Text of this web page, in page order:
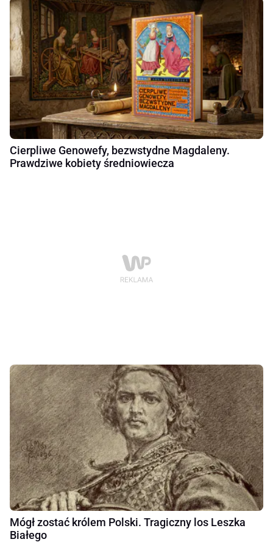
Cierpliwe Genowefy, bezwstydne Magdaleny.
Prawdziwe kobiety średniowiecza
Mógł zostać królem Polski. Tragiczny los Leszka
Białego